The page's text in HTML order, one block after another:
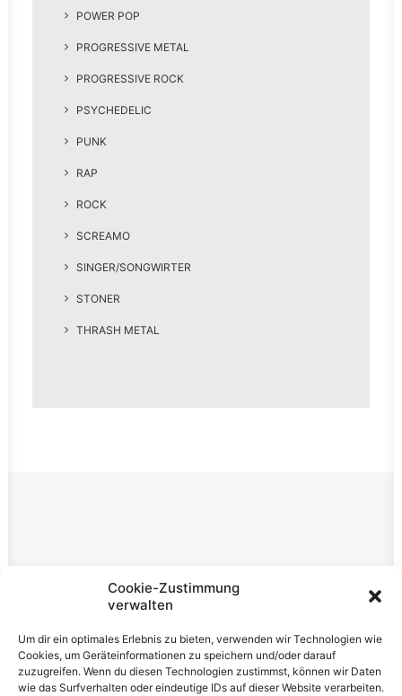
Cookie-Zustimmung
verwalten
Um dir ein optimales Erlebnis zu bieten, verwenden wir Technologien wie
Cookies, um Geräteinformationen zu speichern und/oder darauf
zuzugreifen. Wenn du diesen Technologien zustimmst, können wir Daten
wie das Surfverhalten oder eindeutige IDs auf dieser Website verarbeiten.
POWER POP
PROGRESSIVE METAL
PROGRESSIVE ROCK
PSYCHEDELIC
PUNK
RAP
ROCK
SCREAMO
SINGER/SONGWIRTER
STONER
THRASH METAL
Rechtliches
Datenschutzerklärung
Cookie-Richtlinie (EU)